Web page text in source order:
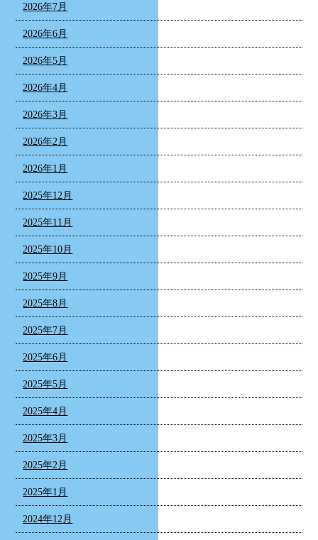
2026年7月
2026年6月
2026年5月
2026年4月
2026年3月
2026年2月
2026年1月
2025年12月
2025年11月
2025年10月
2025年9月
2025年8月
2025年7月
2025年6月
2025年5月
2025年4月
2025年3月
2025年2月
2025年1月
2024年12月